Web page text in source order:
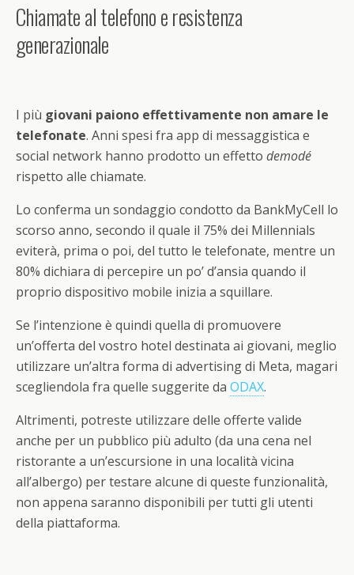
Chiamate al telefono e resistenza
generazionale
I più giovani paiono effettivamente non amare le
telefonate. Anni spesi fra app di messaggistica e
social network hanno prodotto un effetto demodé
rispetto alle chiamate.
Lo conferma un sondaggio condotto da BankMyCell lo
scorso anno, secondo il quale il 75% dei Millennials
eviterà, prima o poi, del tutto le telefonate, mentre un
80% dichiara di percepire un po’ d’ansia quando il
proprio dispositivo mobile inizia a squillare.
Se l’intenzione è quindi quella di promuovere
un’offerta del vostro hotel destinata ai giovani, meglio
utilizzare un’altra forma di advertising di Meta, magari
scegliendola fra quelle suggerite da ODAX.
Altrimenti, potreste utilizzare delle offerte valide
anche per un pubblico più adulto (da una cena nel
ristorante a un’escursione in una località vicina
all’albergo) per testare alcune di queste funzionalità,
non appena saranno disponibili per tutti gli utenti
della piattaforma.